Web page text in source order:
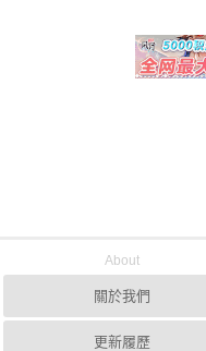
About
關於我們
更新履歷